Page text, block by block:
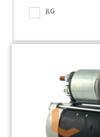
JLG